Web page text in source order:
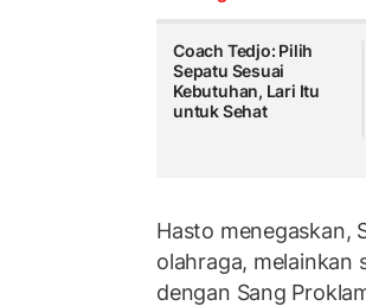
Coach Tedjo: Pilih
Sepatu Sesuai
Kebutuhan, Lari Itu
untuk Sehat
Hasto menegaskan,
olahraga, melainkan
dengan Sang